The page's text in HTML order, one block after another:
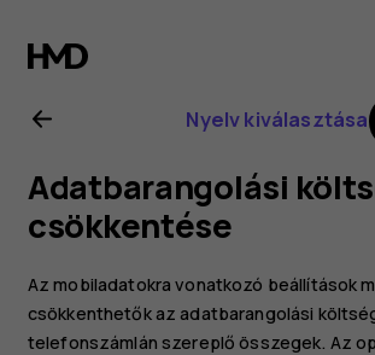
Nokia
8
Sirocco
felhasználói
kézikönyv
Nyelv kiválasztása
Adatbarangolási
csökkentése
Az mobiladatokra vonatkozó beállítások
csökkenthetők az adatbarangolási
telefonszámlán szereplő összegek. Az